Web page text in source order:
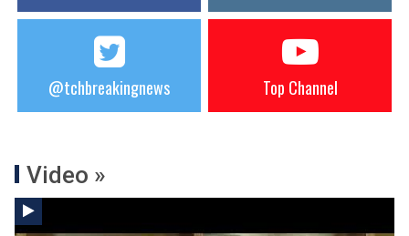
@tchbreakingnews Top Channel
Video »